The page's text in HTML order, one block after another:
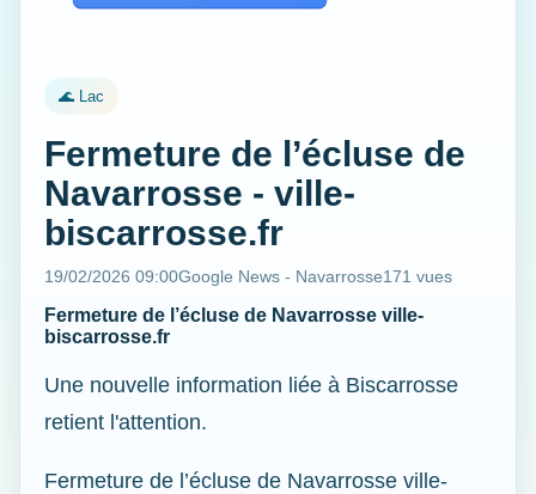
🌊 Lac
Fermeture de l’écluse de
Navarrosse - ville-
biscarrosse.fr
19/02/2026 09:00Google News - Navarrosse171 vues
Fermeture de l’écluse de Navarrosse ville-
biscarrosse.fr
Une nouvelle information liée à Biscarrosse
retient l'attention.
Fermeture de l’écluse de Navarrosse ville-